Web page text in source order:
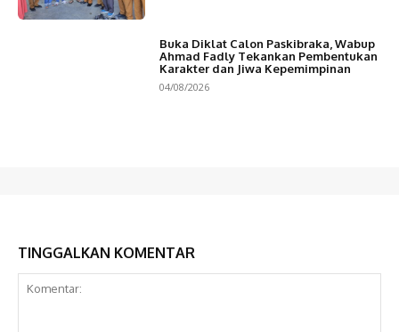
Buka Diklat Calon Paskibraka, Wabup
Ahmad Fadly Tekankan Pembentukan
Karakter dan Jiwa Kepemimpinan
04/08/2026
TINGGALKAN KOMENTAR